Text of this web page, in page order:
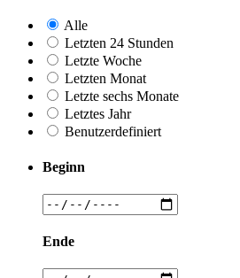
Alle
Letzten 24 Stunden
Letzte Woche
Letzten Monat
Letzte sechs Monate
Letztes Jahr
Benutzerdefiniert
Beginn
Ende